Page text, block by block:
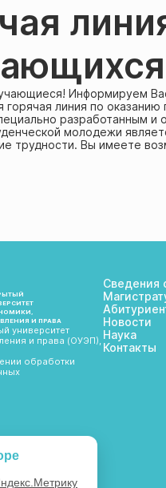
Информируем
горячая линия по
разработанным
молодежи
трудности. Вы имеете
И ПРАВА
университет
и права (ОУЭП),
обработки
Сведения
Новости
Наука
Контакты